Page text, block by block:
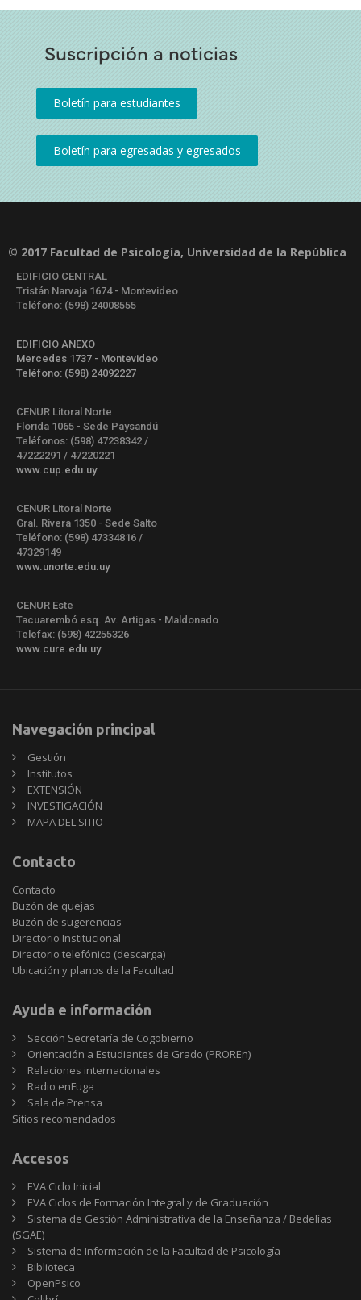
Suscripción a noticias
© 2017 Facultad de Psicología, Universidad de la República
EDIFICIO CENTRAL
Tristán Narvaja 1674 - Montevideo
Teléfono: (598) 24008555
EDIFICIO ANEXO
Mercedes 1737 - Montevideo
Teléfono: (598) 24092227
CENUR Litoral Norte
Florida 1065 - Sede Paysandú
Teléfonos: (598) 47238342 /
47222291 / 47220221
www.cup.edu.uy
CENUR Litoral Norte
Gral. Rivera 1350 - Sede Salto
Teléfono: (598) 47334816 /
47329149
www.unorte.edu.uy
CENUR Este
Tacuarembó esq. Av. Artigas - Maldonado
Telefax: (598) 42255326
www.cure.edu.uy
Navegación principal
Gestión
Institutos
EXTENSIÓN
INVESTIGACIÓN
MAPA DEL SITIO
Contacto
Contacto
Buzón de quejas
Buzón de sugerencias
Directorio Institucional
Directorio telefónico (descarga)
Ubicación y planos de la Facultad
Ayuda e información
Sección Secretaría de Cogobierno
Orientación a Estudiantes de Grado (PROREn)
Relaciones internacionales
Radio enFuga
Sala de Prensa
Sitios
Sitios recomendados
Accesos
EVA Ciclo Inicial
EVA Ciclos de Formación Integral y de Graduación
Sistema de Gestión Administrativa de la Enseñanza / Bedelías
(SGAE)
Sistema de Información de la Facultad de Psicología
Biblioteca
OpenPsico